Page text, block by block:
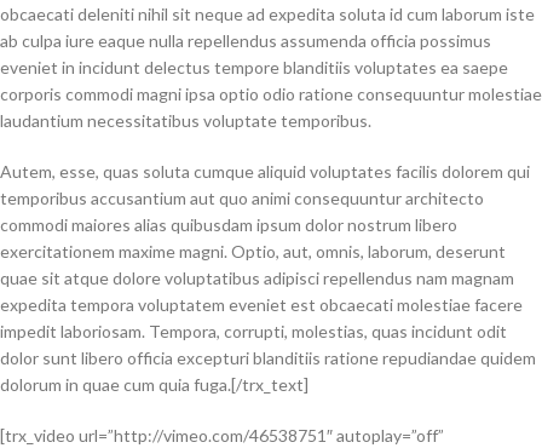
obcaecati deleniti nihil sit neque ad expedita soluta id cum laborum iste
ab culpa iure eaque nulla repellendus assumenda officia possimus
eveniet in incidunt delectus tempore blanditiis voluptates ea saepe
corporis commodi magni ipsa optio odio ratione consequuntur molestiae
laudantium necessitatibus voluptate temporibus.
Autem, esse, quas soluta cumque aliquid voluptates facilis dolorem qui
temporibus accusantium aut quo animi consequuntur architecto
commodi maiores alias quibusdam ipsum dolor nostrum libero
exercitationem maxime magni. Optio, aut, omnis, laborum, deserunt
quae sit atque dolore voluptatibus adipisci repellendus nam magnam
expedita tempora voluptatem eveniet est obcaecati molestiae facere
impedit laboriosam. Tempora, corrupti, molestias, quas incidunt odit
dolor sunt libero officia excepturi blanditiis ratione repudiandae quidem
dolorum in quae cum quia fuga.[/trx_text]
[trx_video url=”http://vimeo.com/46538751″ autoplay=”off”